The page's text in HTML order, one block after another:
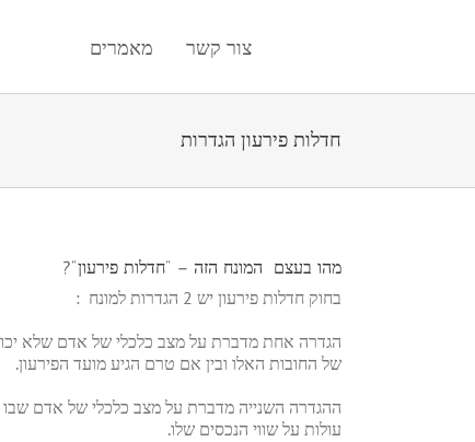
צור קשר מאמרים
חדלות פירעון הגדרות
מהו בעצם המונח הזה – "חדלות פירעון"?
בחוק חדלות פירעון יש 2 הגדרות למונח :
הגדרה אחת מדברת על מצב כלכלי של אדם שלא
של החובות האלו ובין אם טרם הגיע מועד הפירעון.
ההגדרה השנייה מדברת על מצב כלכלי של אדם שבו
עולות על שווי הנכסים שלו.